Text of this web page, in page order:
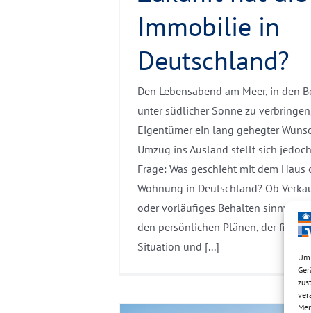
Immobilie in
Deutschland?
Den Lebensabend am Meer, in den
unter südlicher Sonne zu
Eigentümer ein lang gehegter
Umzug ins Ausland stellt sich
Frage: Was geschieht mit dem Haus
Wohnung in Deutschland? Ob
oder vorläufiges Behalten sinnvoll
den persönlichen Plänen, der
Situation und [...]